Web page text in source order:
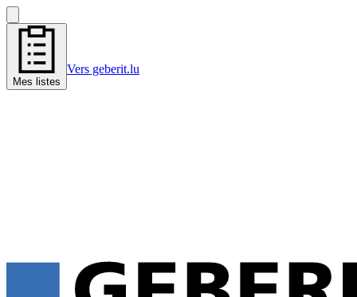
Mes listes
Vers geberit.lu